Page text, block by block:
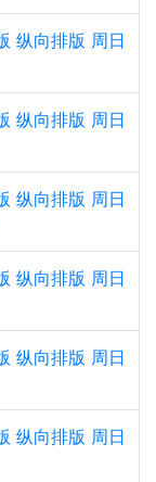
纵向排版 周日
纵向排版 周日
纵向排版 周日
纵向排版 周日
纵向排版 周日
纵向排版 周日